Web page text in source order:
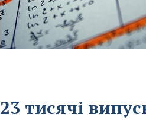
23 тисячі